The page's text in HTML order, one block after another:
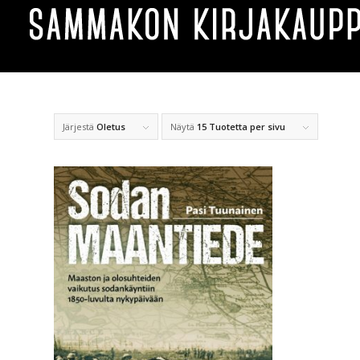
Järjestä Oletus Näytä 15 Tuotetta per sivu